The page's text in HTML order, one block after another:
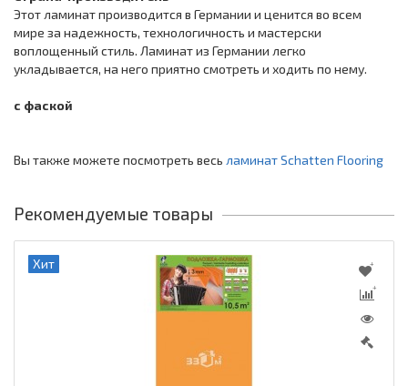
Этот ламинат производится в Германии и ценится во всем
мире за надежность, технологичность и мастерски
воплощенный стиль. Ламинат из Германии легко
укладывается, на него приятно смотреть и ходить по нему.
с фаской
Вы также можете посмотреть весь ламинат Schatten Flooring
Рекомендуемые товары
Хит